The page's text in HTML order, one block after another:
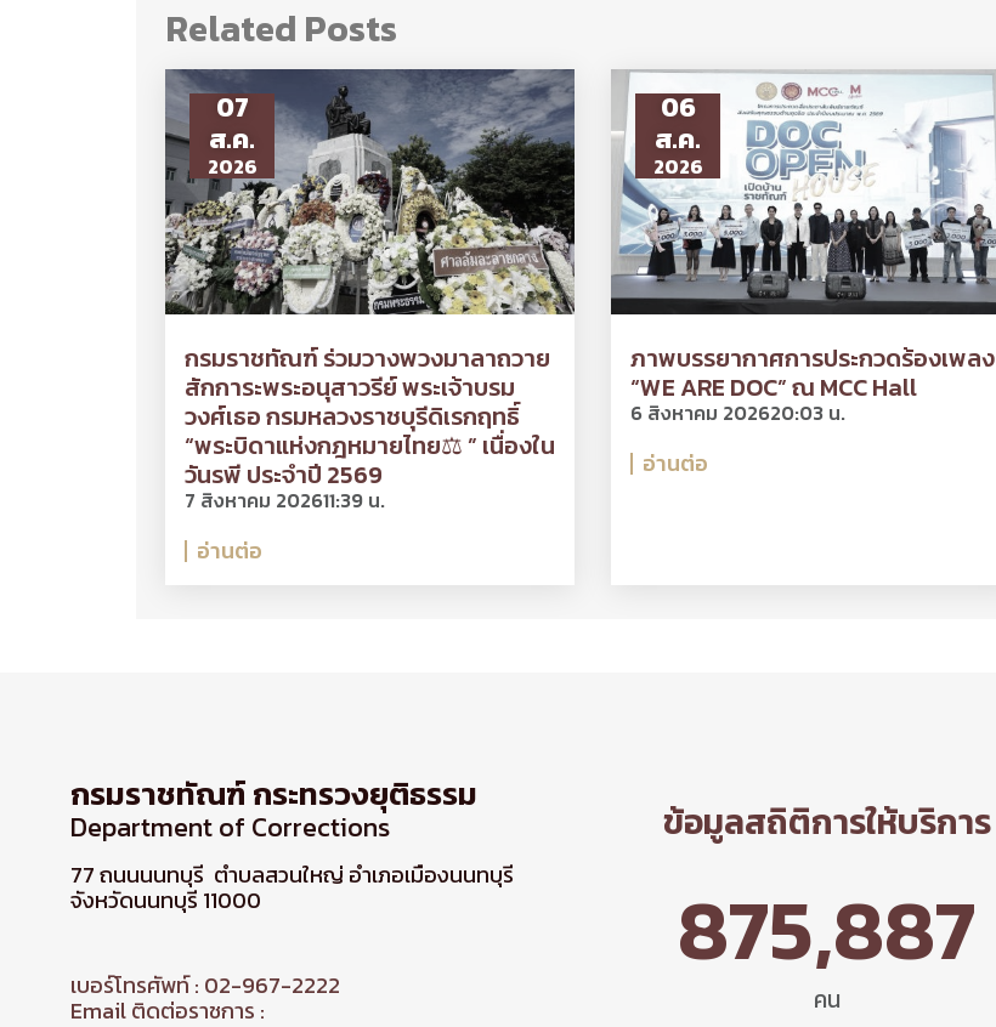
Related Posts
07
ส.ค.
2026
กรมราชทัณฑ์ ร่วมวางพวงมาลาถวาย
สักการะพระอนุสาวรีย์ พระเจ้าบรม
วงศ์เธอ กรมหลวงราชบุรีดิเรกฤทธิ์
“พระบิดาแห่งกฎหมายไทย⚖ ” เนื่องใน
วันรพี ประจำปี 2569
7 สิงหาคม 202611:39 น.
อ่านต่อ
06
ส.ค.
2026
ภาพบรรยากาศการประกวดร้องเพลง
“WE ARE DOC” ณ MCC Hall
6 สิงหาคม 202620:03 น.
อ่านต่อ
กรมราชทัณฑ์ กระทรวงยุติธรรม
Department of Corrections
77 ถนนนนทบุรี ตำบลสวนใหญ่ อำเภอเมืองนนทบุรี
จังหวัดนนทบุรี 11000
เบอร์โทรศัพท์ : 02-967-2222
Email ติดต่อราชการ :
ข้อมูลสถิติการให้บริการ
คน
875,887